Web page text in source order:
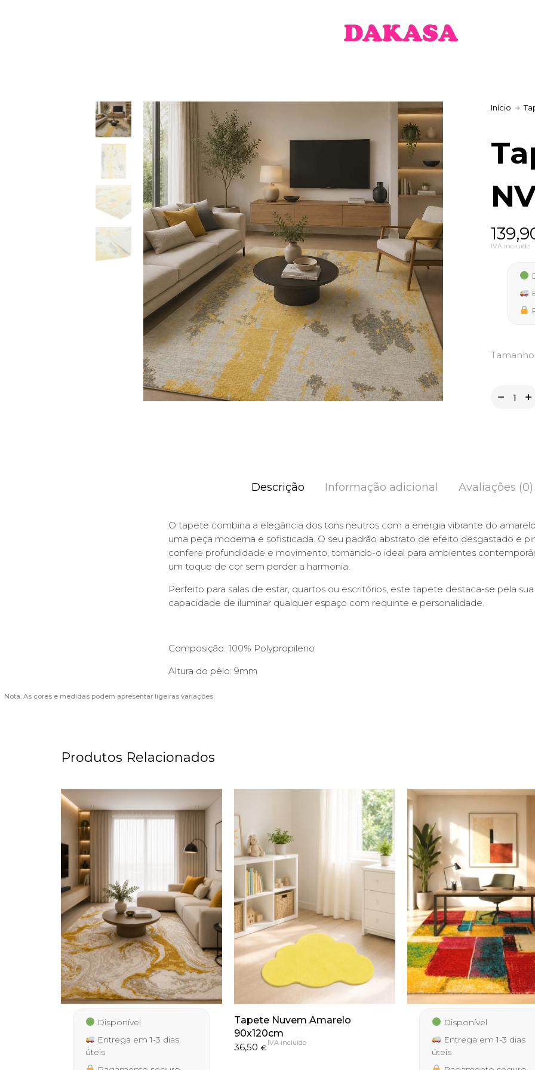
Início
Price
range:
IVA incluído
Tamanho
Descrição Informação adicional Avaliações (0)
O tapete combina a elegância dos tons neutros com a energia vibrante do
uma peça moderna e sofisticada. O seu padrão abstrato de efeito desgastado e
confere profundidade e movimento, tornando-o ideal para ambientes
um toque de cor sem perder a harmonia.
Perfeito para salas de estar, quartos ou escritórios, este tapete destaca-se pela
capacidade de iluminar qualquer espaço com requinte e personalidade.
Composição: 100% Polypropileno
Altura do pêlo: 9mm
Nota: As cores e medidas podem apresentar ligeiras variações.
Produtos Relacionados
Disponível
Entrega em 1-3 dias
úteis
Tapete Nuvem Amarelo
90x120cm
36,50 €
IVA incluído
Disponível
Entrega em 1-3 dias
úteis